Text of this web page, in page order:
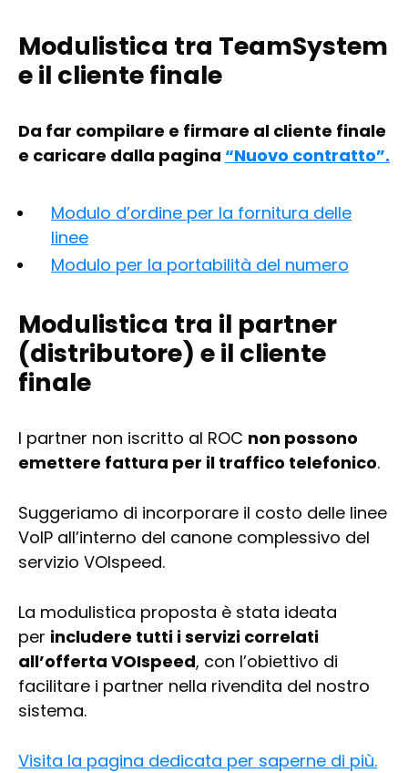
Modulistica tra TeamSystem
e il cliente finale
Da far compilare e firmare al cliente finale
e caricare dalla pagina “Nuovo contratto”.
Modulo d’ordine per la fornitura delle
linee
Modulo per la portabilità del numero
Modulistica tra il partner
(distributore) e il cliente
finale
I partner non iscritto al ROC non possono
emettere fattura per il traffico telefonico.
Suggeriamo di incorporare il costo delle linee
VoIP all’interno del canone complessivo del
servizio VOIspeed.
La modulistica proposta è stata ideata
per includere tutti i servizi correlati
all’offerta VOIspeed, con l’obiettivo di
facilitare i partner nella rivendita del nostro
sistema.
Visita la pagina dedicata per saperne di più.